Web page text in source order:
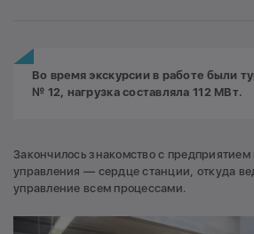
Во время экскурсии в работе были
№ 12, нагрузка составляла 112 МВт.
Закончилось знакомство с
управления — сердце станции, откуда
управление всем процессами.